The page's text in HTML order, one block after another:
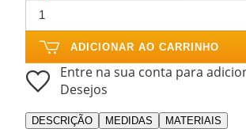
ADICIONAR AO CARRINHO
Entre na sua conta para
Desejos
DESCRIÇÃO MEDIDAS MATERIAIS